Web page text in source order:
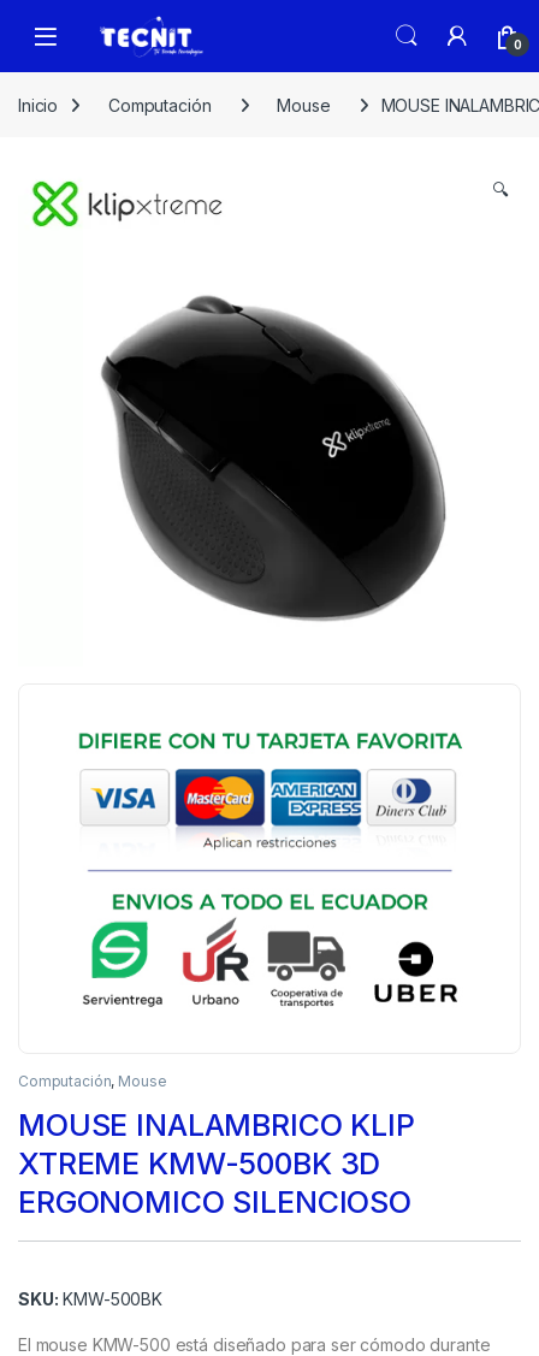
0
Inicio Computación Mouse MOUSE
🔍
Computación, Mouse
MOUSE INALAMBRICO KLIP
XTREME KMW-500BK 3D
ERGONOMICO SILENCIOSO
SKU: KMW-500BK
El mouse KMW-500 está diseñado para ser cómodo durante